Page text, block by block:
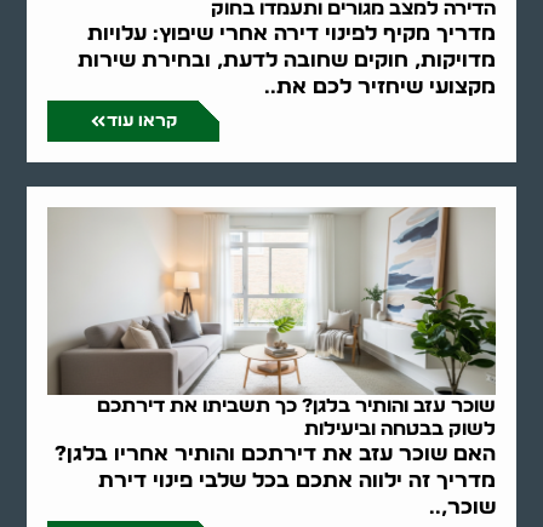
הדירה למצב מגורים ותעמדו בחוק
מדריך מקיף לפינוי דירה אחרי שיפוץ: עלויות
מדויקות, חוקים שחובה לדעת, ובחירת שירות
מקצועי שיחזיר לכם את..
קראו עוד
שוכר עזב והותיר בלגן? כך תשביתו את דירתכם
לשוק בבטחה וביעילות
האם שוכר עזב את דירתכם והותיר אחריו בלגן?
מדריך זה ילווה אתכם בכל שלבי פינוי דירת
שוכר,..